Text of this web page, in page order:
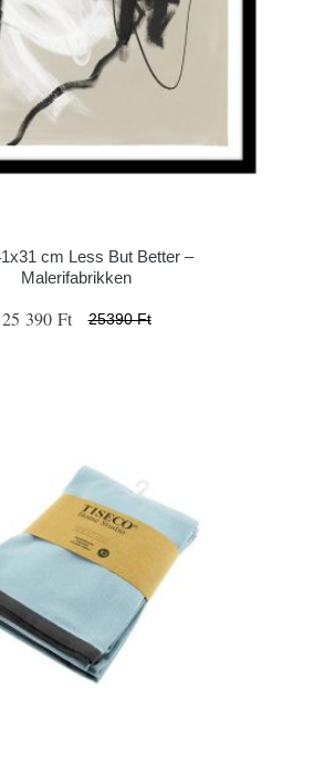
cm Less But Better –
Malerifabrikken
25 390 Ft 25390 Ft